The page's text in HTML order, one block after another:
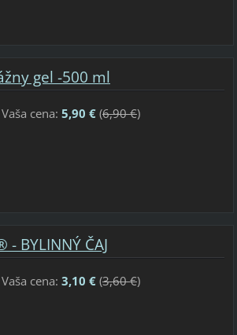
gel -500 ml
Vaša cena: 5,90 €(6,90 €)
- BYLINNÝ ČAJ
Vaša cena: 3,10 €(3,60 €)